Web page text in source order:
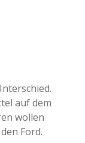
auf dem
wollen
Ford.